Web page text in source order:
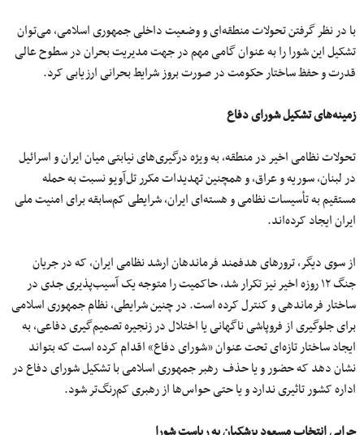
با در نظر گرفتن تحولات منطقه‌ای و وضعیت داخلی جمهوری اسلامی، می‌توان
تشکیل این شورا را به‌ عنوان گامی مهم در جهت مدیریت بحران در سطوح عالی
قدرت و حفظ ساختار حکومت در صورت بروز شرایط بحرانی ارزیابی کرد.
زمینه‌های تشکیل شورای دفاع
تحولات نظامی اخیر در منطقه، به‌ ویژه درگیری‌های نیابتی میان ایران و اسرائیل
در لبنان، سوریه و عراق، و همچنین تهدیدات مکرر تل‌آویو نسبت به حمله
مستقیم به تأسیسات نظامی و هسته‌ای ایران، شرایطی کم‌سابقه برای امنیت ملی
ایران ایجاد کرده‌اند.
از سوی دیگر، ترورهای هدفمند فرماندهان ارشد نظامی ایران، که در جریان
جنگ ۱۲ روزه اخیر نیز تکرار شد، حاکمیت را متوجه یک آسیب‌پذیری جدی در
ساختار فرماندهی و کنترل کرده است. در چنین شرایطی، نظام جمهوری اسلامی
برای جلوگیری از فروپاشی ناگهانی یا اختلال در زنجیره تصمیم‌گیری دفاعی، به
ایجاد ساختار تازه‌ای تحت عنوان «شورای دفاع» اقدام کرده است که بتواند
نشان دهد که حضور و یا حذف رهبر جمهوری اسلامی با تشکیل شورای دفاع در
اداره کشور تاثیری ندارد و یا حتی حواس‌ها از رهبری کم‌رنگ‌تر شود.